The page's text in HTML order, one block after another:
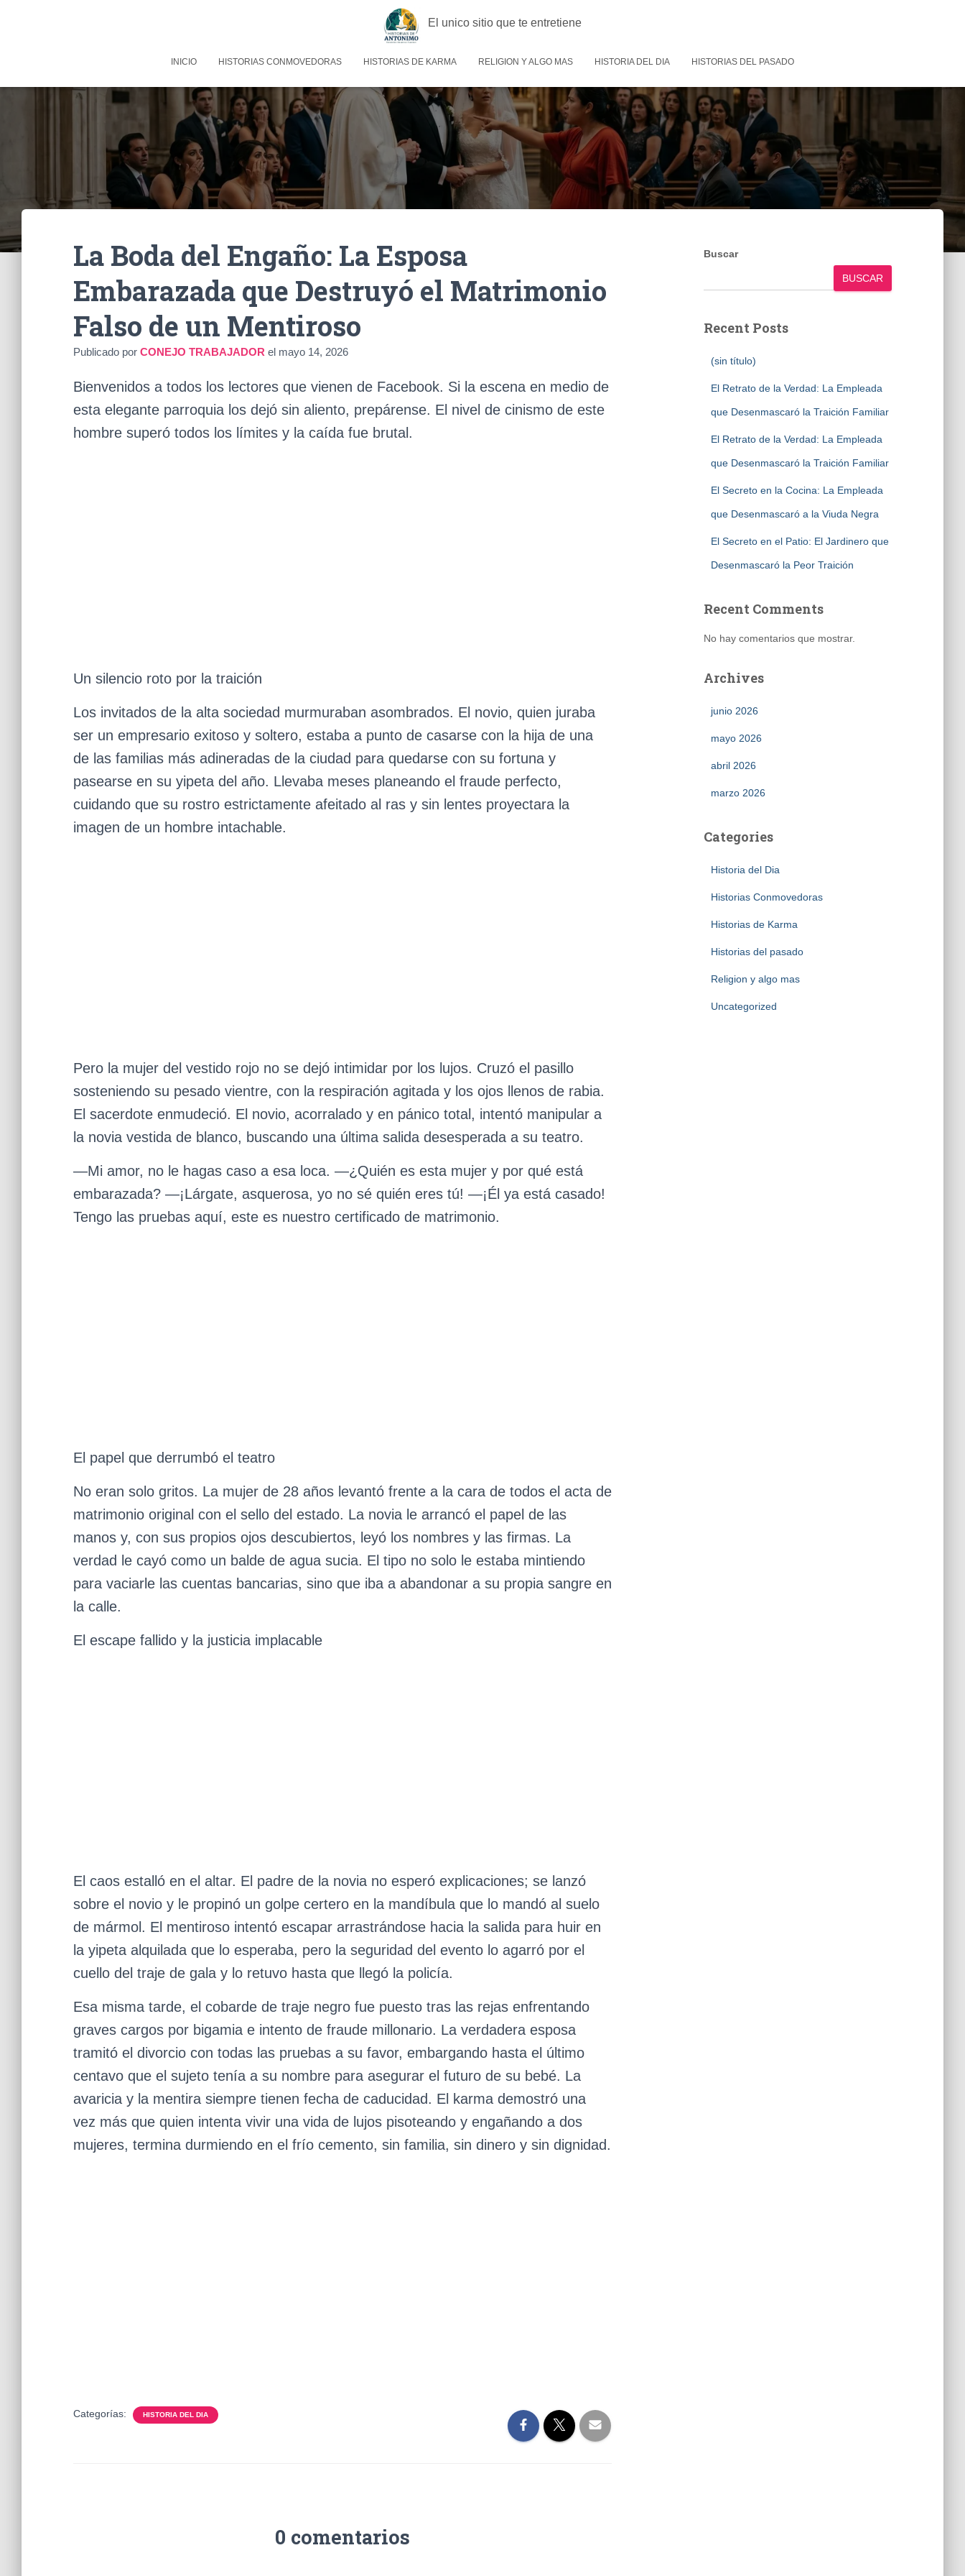
El unico sitio que te entretiene
INICIO HISTORIAS CONMOVEDORAS HISTORIAS DE KARMA RELIGION Y ALGO MAS HISTORIA DEL DIA HISTORIAS DEL PASADO
La Boda del Engaño: La Esposa
Embarazada que Destruyó el Matrimonio
Falso de un Mentiroso
Publicado por CONEJO TRABAJADOR el mayo 14, 2026
Bienvenidos a todos los lectores que vienen de Facebook. Si la escena en medio de
esta elegante parroquia los dejó sin aliento, prepárense. El nivel de cinismo de este
hombre superó todos los límites y la caída fue brutal.
Un silencio roto por la traición
Los invitados de la alta sociedad murmuraban asombrados. El novio, quien juraba
ser un empresario exitoso y soltero, estaba a punto de casarse con la hija de una
de las familias más adineradas de la ciudad para quedarse con su fortuna y
pasearse en su yipeta del año. Llevaba meses planeando el fraude perfecto,
cuidando que su rostro estrictamente afeitado al ras y sin lentes proyectara la
imagen de un hombre intachable.
Pero la mujer del vestido rojo no se dejó intimidar por los lujos. Cruzó el pasillo
sosteniendo su pesado vientre, con la respiración agitada y los ojos llenos de rabia.
El sacerdote enmudeció. El novio, acorralado y en pánico total, intentó manipular a
la novia vestida de blanco, buscando una última salida desesperada a su teatro.
—Mi amor, no le hagas caso a esa loca. —¿Quién es esta mujer y por qué está
embarazada? —¡Lárgate, asquerosa, yo no sé quién eres tú! —¡Él ya está casado!
Tengo las pruebas aquí, este es nuestro certificado de matrimonio.
El papel que derrumbó el teatro
No eran solo gritos. La mujer de 28 años levantó frente a la cara de todos el acta de
matrimonio original con el sello del estado. La novia le arrancó el papel de las
manos y, con sus propios ojos descubiertos, leyó los nombres y las firmas. La
verdad le cayó como un balde de agua sucia. El tipo no solo le estaba mintiendo
para vaciarle las cuentas bancarias, sino que iba a abandonar a su propia sangre en
la calle.
El escape fallido y la justicia implacable
El caos estalló en el altar. El padre de la novia no esperó explicaciones; se lanzó
sobre el novio y le propinó un golpe certero en la mandíbula que lo mandó al suelo
de mármol. El mentiroso intentó escapar arrastrándose hacia la salida para huir en
la yipeta alquilada que lo esperaba, pero la seguridad del evento lo agarró por el
cuello del traje de gala y lo retuvo hasta que llegó la policía.
Esa misma tarde, el cobarde de traje negro fue puesto tras las rejas enfrentando
graves cargos por bigamia e intento de fraude millonario. La verdadera esposa
tramitó el divorcio con todas las pruebas a su favor, embargando hasta el último
centavo que el sujeto tenía a su nombre para asegurar el futuro de su bebé. La
avaricia y la mentira siempre tienen fecha de caducidad. El karma demostró una
vez más que quien intenta vivir una vida de lujos pisoteando y engañando a dos
mujeres, termina durmiendo en el frío cemento, sin familia, sin dinero y sin dignidad.
Categorías: HISTORIA DEL DIA
0 comentarios
Buscar
BUSCAR
Recent Posts
(sin título)
El Retrato de la Verdad: La Empleada
que Desenmascaró la Traición Familiar
El Retrato de la Verdad: La Empleada
que Desenmascaró la Traición Familiar
El Secreto en la Cocina: La Empleada
que Desenmascaró a la Viuda Negra
El Secreto en el Patio: El Jardinero que
Desenmascaró la Peor Traición
Recent Comments
No hay comentarios que mostrar.
Archives
junio 2026
mayo 2026
abril 2026
marzo 2026
Categories
Historia del Dia
Historias Conmovedoras
Historias de Karma
Historias del pasado
Religion y algo mas
Uncategorized